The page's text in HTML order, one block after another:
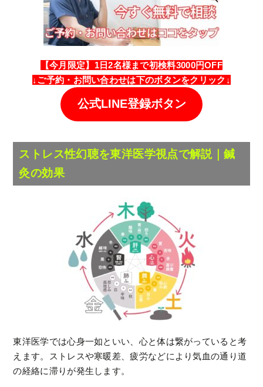
【今月限定】1日2名様まで初検料3000円OFF
↓ご予約・ お問い合わせは下のボタンをクリック↓
公式LINE登録ボタン
ストレス性幻聴を東洋医学視点で解説｜鍼
灸の効果
東洋医学では心身一如といい、心と体は繋がっていると考
えます。ストレスや寒暖差、疲労などにより気血の通り道
の経絡に滞りが発生します。